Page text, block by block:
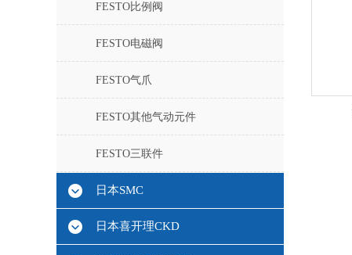
FESTO比例阀
FESTO电磁阀
FESTO气爪
FESTO其他气动元件
FESTO三联件
日本SMC
日本喜开理CKD